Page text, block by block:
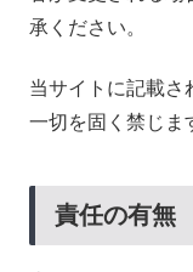
承ください。
当サイトに記載さ
一切を固く禁じま
責任の有無